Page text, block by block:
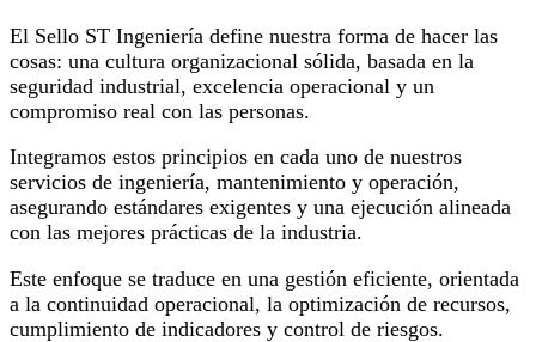
El Sello ST Ingeniería define nuestra forma de hacer las
cosas: una cultura organizacional sólida, basada en la
seguridad industrial, excelencia operacional y un
compromiso real con las personas.
Integramos estos principios en cada uno de nuestros
servicios de ingeniería, mantenimiento y operación,
asegurando estándares exigentes y una ejecución alineada
con las mejores prácticas de la industria.
Este enfoque se traduce en una gestión eficiente, orientada
a la continuidad operacional, la optimización de recursos,
cumplimiento de indicadores y control de riesgos.